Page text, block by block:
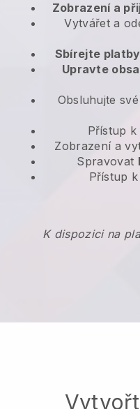
Zobrazení a
Vytvářet a
Sbírejte platby
Upravte
Obsluhujte
Přístup k
Zobrazení a
Spravovat
Přístup k
K dispozici na